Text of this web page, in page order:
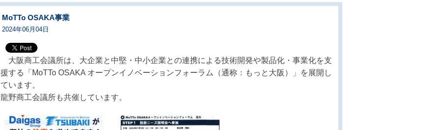
MoTTo OSAKA事業
2024年06月04日
大阪商工会議所は、大企業と中堅・中小企業との連携による技術開発や製品化・事業化を支
援する「MoTTo OSAKA オープンイノベーションフォーラム（通称：もっと大阪）」を展開し
ています。
龍野商工会議所も共催しています。